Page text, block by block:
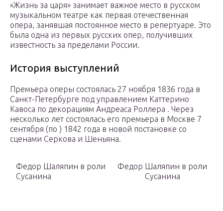
«Жизнь за царя» занимает важное место в русском
музыкальном театре как первая отечественная
опера, занявшая постоянное место в репертуаре. Это
была одна из первых русских опер, получивших
известность за пределами России.
История выступлений
Премьера оперы состоялась 27 ноября 1836 года в
Санкт-Петербурге под управлением Каттерино
Кавоса по декорациям Андреаса Роллера . Через
несколько лет состоялась его премьера в Москве 7
сентября (по ) 1842 года в новой постановке со
сценами Серкова и Шеньяна.
Федор Шаляпин в роли
Сусанина
Федор Шаляпин в роли
Сусанина